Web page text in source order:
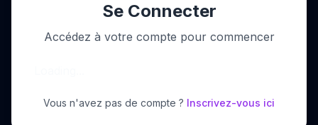
Se Connecter
Accédez à votre compte pour commencer
Vous n'avez pas de compte ? Inscrivez-vous ici